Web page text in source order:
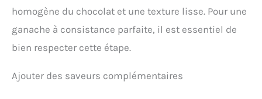
homogène du chocolat et une texture lisse. Pour une
ganache à consistance parfaite, il est essentiel de
bien respecter cette étape.
Ajouter des saveurs complémentaires